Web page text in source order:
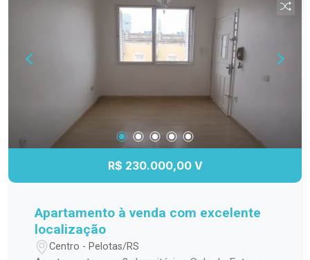
mais informações e agende sua visita. Venha
conhecer e se encantar com o seu novo lar!
R$ 230.000,00 V
Apartamento à venda com excelente
localização
Centro - Pelotas/RS